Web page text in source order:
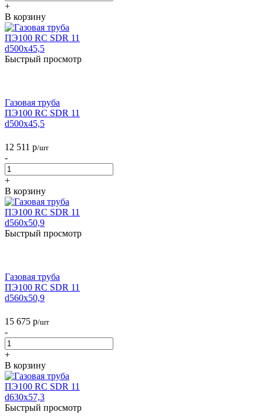
+
В корзину
Быстрый просмотр
Газовая труба
ПЭ100 RC SDR 11
d500х45,5
12 511 р/шт
-
+
В корзину
Быстрый просмотр
Газовая труба
ПЭ100 RC SDR 11
d560х50,9
15 675 р/шт
-
+
В корзину
Быстрый просмотр